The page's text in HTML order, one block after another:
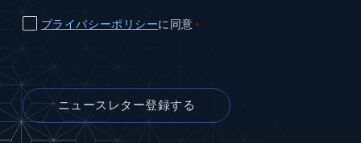
プライバシーポリシーに同意 ＊